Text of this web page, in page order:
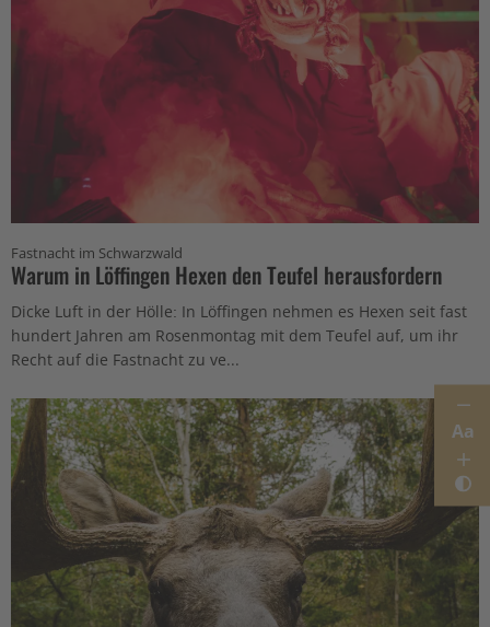
Aa
Fastnacht im Schwarzwald
Warum in Löffingen Hexen den Teufel herausfordern
Dicke Luft in der Hölle: In Löffingen nehmen es Hexen seit fast
hundert Jahren am Rosenmontag mit dem Teufel auf, um ihr
Recht auf die Fastnacht zu ve...